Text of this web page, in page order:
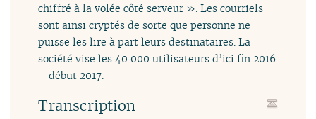
chiffré à la volée côté serveur ». Les courriels
sont ainsi cryptés de sorte que personne ne
puisse les lire à part leurs destinataires. La
société vise les 40 000 utilisateurs d’ici fin 2016
– début 2017.
Transcription